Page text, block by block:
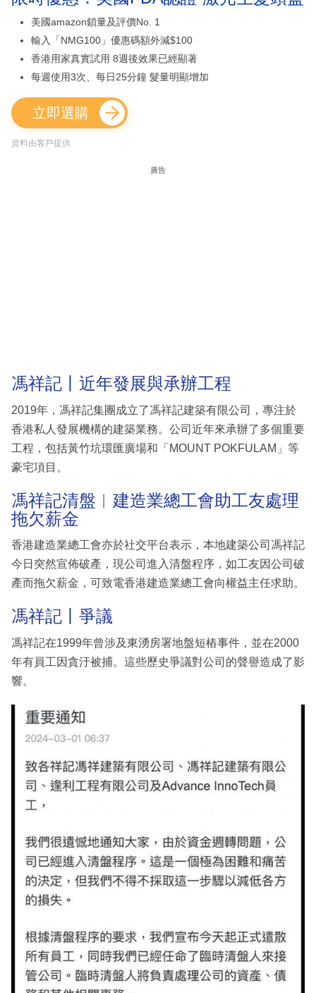
美國amazon鎖量及評價No. 1
輸入「NMG100」優惠碼額外減$100
香港用家真實試用 8週後效果已經顯著
每週使用3次、每日25分鐘 髮量明顯增加
立即選購
資料由客戶提供
廣告
馮祥記丨近年發展與承辦工程
2019年，馮祥記集團成立了馮祥記建築有限公司，專注於
香港私人發展機構的建築業務。公司近年來承辦了多個重要
工程，包括黃竹坑環匯廣場和「MOUNT POKFULAM」等
豪宅項目。
馮祥記清盤︳建造業總工會助工友處理
拖欠薪金
香港建造業總工會亦於社交平台表示，本地建築公司馮祥記
今日突然宣佈破產，現公司進入清盤程序，如工友因公司破
產而拖欠薪金，可致電香港建造業總工會向權益主任求助。
馮祥記丨爭議
馮祥記在1999年曾涉及東湧房署地盤短樁事件，並在2000
年有員工因貪汙被捕。這些歷史爭議對公司的聲譽造成了影
響。